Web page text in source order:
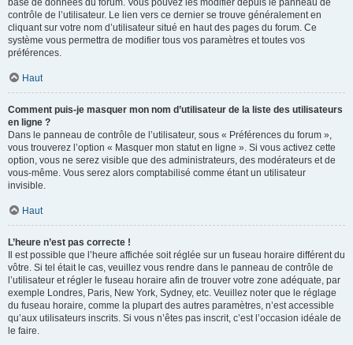
base de données du forum. Vous pouvez les modifier depuis le panneau de
contrôle de l’utilisateur. Le lien vers ce dernier se trouve généralement en
cliquant sur votre nom d’utilisateur situé en haut des pages du forum. Ce
système vous permettra de modifier tous vos paramètres et toutes vos
préférences.
Haut
Comment puis-je masquer mon nom d’utilisateur de la liste des utilisateurs
en ligne ?
Dans le panneau de contrôle de l’utilisateur, sous « Préférences du forum »,
vous trouverez l’option « Masquer mon statut en ligne ». Si vous activez cette
option, vous ne serez visible que des administrateurs, des modérateurs et de
vous-même. Vous serez alors comptabilisé comme étant un utilisateur
invisible.
Haut
L’heure n’est pas correcte !
Il est possible que l’heure affichée soit réglée sur un fuseau horaire différent du
vôtre. Si tel était le cas, veuillez vous rendre dans le panneau de contrôle de
l’utilisateur et régler le fuseau horaire afin de trouver votre zone adéquate, par
exemple Londres, Paris, New York, Sydney, etc. Veuillez noter que le réglage
du fuseau horaire, comme la plupart des autres paramètres, n’est accessible
qu’aux utilisateurs inscrits. Si vous n’êtes pas inscrit, c’est l’occasion idéale de
le faire.